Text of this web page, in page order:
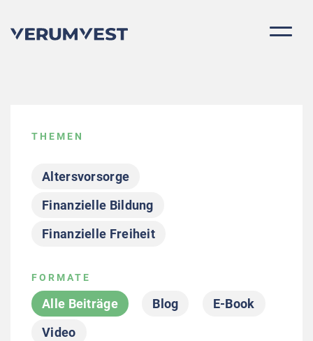
THEMEN
Altersvorsorge
Finanzielle Bildung
Finanzielle Freiheit
Grundlagen
Inflation
Investment
FORMATE
Alle Beiträge Blog
E-Book
Video